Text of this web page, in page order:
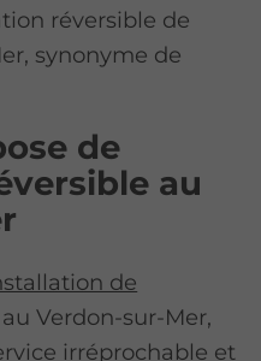
réversible de
synonyme de
de
au
de
au Verdon-sur-Mer,
irréprochable et